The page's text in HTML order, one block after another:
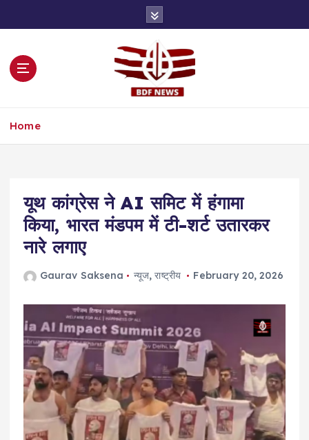
Home
यूथ कांग्रेस ने AI समिट में हंगामा
किया, भारत मंडपम में टी-शर्ट उतारकर
नारे लगाए
Gaurav Saksena न्यूज,राष्ट्रीय February 20, 2026